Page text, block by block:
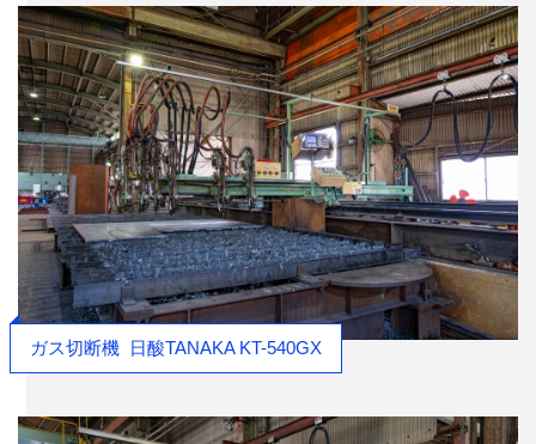
ガス切断機 日酸TANAKA KT-540GX